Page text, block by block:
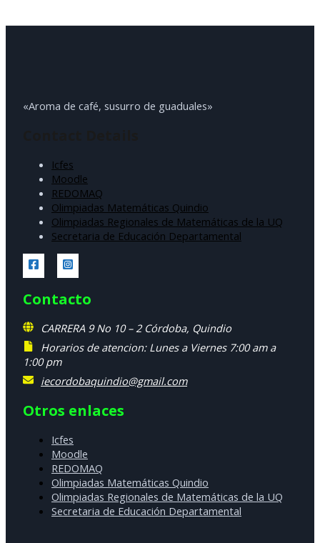
«Aroma de café, susurro de guaduales»
Icfes
Moodle
REDOMAQ
Olimpiadas Matemáticas Quindio
Olimpiadas Regionales de Matemáticas de la UQ
Secretaria de Educación Departamental
Contacto
CARRERA 9 No 10 – 2 Córdoba, Quindio
Horarios de atencion: Lunes a Viernes 7:00 am a
1:00 pm
iecordobaquindio@gmail.com
Otros enlaces
Icfes
Moodle
REDOMAQ
Olimpiadas Matemáticas Quindio
Olimpiadas Regionales de Matemáticas de la UQ
Secretaria de Educación Departamental